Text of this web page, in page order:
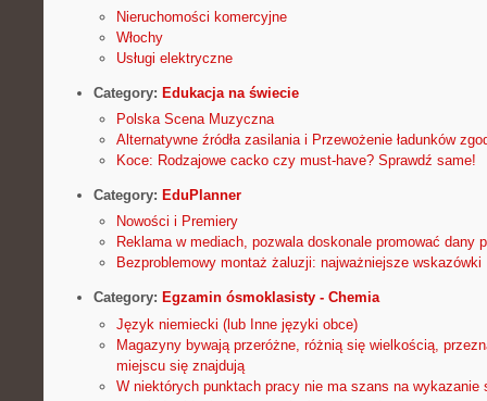
Nieruchomości komercyjne
Włochy
Usługi elektryczne
Category: Edukacja na świecie
Polska Scena Muzyczna
Alternatywne źródła zasilania i Przewożenie ładunków
Koce: Rodzajowe cacko czy must-have? Sprawdź same!
Category: EduPlanner
Nowości i Premiery
Reklama w mediach, pozwala doskonale promować dany
Bezproblemowy montaż żaluzji: najważniejsze wskazówki
Category: Egzamin ósmoklasisty - Chemia
Język niemiecki (lub Inne języki obce)
Magazyny bywają przeróżne, różnią się wielkością,
miejscu się znajdują
W niektórych punktach pracy nie ma szans na wykazanie